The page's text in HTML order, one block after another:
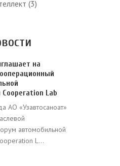
(3)
на
Lab
АО «Узавтосаноат»
автомобильной
L...